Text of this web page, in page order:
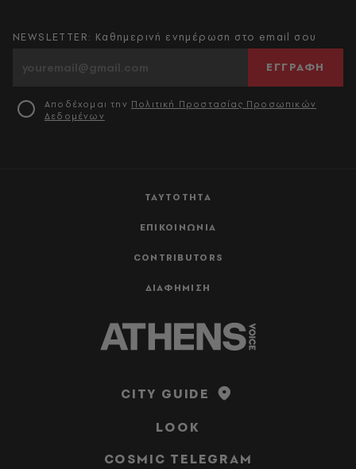
ΤΑΥΤΟΤΗΤΑ
ΕΠΙΚΟΙΝΩΝΙΑ
CONTRIBUTORS
ΔΙΑΦΗΜΙΣΗ
NEWSLETTER: Καθημερινή ενημέρωση στο email σου
ΕΓΓΡΑΦΗ
Αποδέχομαι την Πολιτική Προστασίας Προσωπικών
Δεδομένων
CITY GUIDE
LOOK
COSMIC TELEGRAM